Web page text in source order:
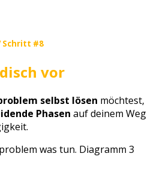
Schritt #8
vor
selbst lösen möchtest,
Phasen auf deinem Weg